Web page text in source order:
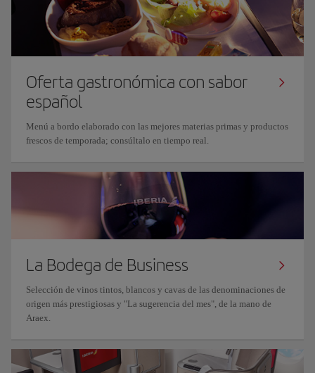
Oferta gastronómica con sabor
español
Menú a bordo elaborado con las mejores materias primas y productos
frescos de temporada; consúltalo en tiempo real.
La Bodega de Business
Selección de vinos tintos, blancos y cavas de las denominaciones de
origen más prestigiosas y "La sugerencia del mes", de la mano de
Araex.